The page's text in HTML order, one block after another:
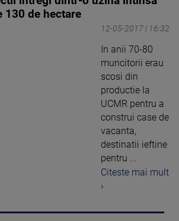
130 de hectare
12-05-2017 | 16:32
In anii 70-80
muncitorii erau
scosi din
productie la
UCMR pentru a
construi case de
vacanta,
destinatii ieftine
pentru ...
Citeste mai mult
›